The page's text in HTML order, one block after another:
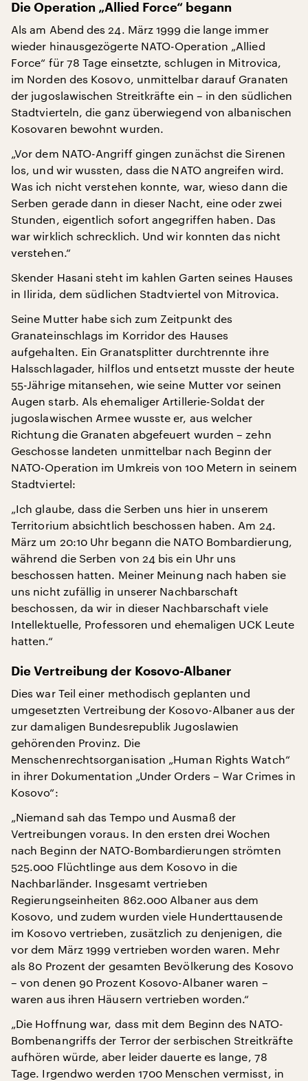
Die Operation „Allied Force“ begann
Als am Abend des 24. März 1999 die lange immer
wieder hinausgezögerte NATO-Operation „Allied
Force“ für 78 Tage einsetzte, schlugen in Mitrovica,
im Norden des Kosovo, unmittelbar darauf Granaten
der jugoslawischen Streitkräfte ein – in den südlichen
Stadtvierteln, die ganz überwiegend von albanischen
Kosovaren bewohnt wurden.
„Vor dem NATO-Angriff gingen zunächst die Sirenen
los, und wir wussten, dass die NATO angreifen wird.
Was ich nicht verstehen konnte, war, wieso dann die
Serben gerade dann in dieser Nacht, eine oder zwei
Stunden, eigentlich sofort angegriffen haben. Das
war wirklich schrecklich. Und wir konnten das nicht
verstehen.“
Skender Hasani steht im kahlen Garten seines Hauses
in Ilirida, dem südlichen Stadtviertel von Mitrovica.
Seine Mutter habe sich zum Zeitpunkt des
Granateinschlags im Korridor des Hauses
aufgehalten. Ein Granatsplitter durchtrennte ihre
Halsschlagader, hilflos und entsetzt musste der heute
55-Jährige mitansehen, wie seine Mutter vor seinen
Augen starb. Als ehemaliger Artillerie-Soldat der
jugoslawischen Armee wusste er, aus welcher
Richtung die Granaten abgefeuert wurden – zehn
Geschosse landeten unmittelbar nach Beginn der
NATO-Operation im Umkreis von 100 Metern in seinem
Stadtviertel:
„Ich glaube, dass die Serben uns hier in unserem
Territorium absichtlich beschossen haben. Am 24.
März um 20:10 Uhr begann die NATO Bombardierung,
während die Serben von 24 bis ein Uhr uns
beschossen hatten. Meiner Meinung nach haben sie
uns nicht zufällig in unserer Nachbarschaft
beschossen, da wir in dieser Nachbarschaft viele
Intellektuelle, Professoren und ehemaligen UCK Leute
hatten.“
Die Vertreibung der Kosovo-Albaner
Dies war Teil einer methodisch geplanten und
umgesetzten Vertreibung der Kosovo-Albaner aus der
zur damaligen Bundesrepublik Jugoslawien
gehörenden Provinz. Die
Menschenrechtsorganisation „Human Rights Watch“
in ihrer Dokumentation „Under Orders – War Crimes in
Kosovo“:
„Niemand sah das Tempo und Ausmaß der
Vertreibungen voraus. In den ersten drei Wochen
nach Beginn der NATO-Bombardierungen strömten
525.000 Flüchtlinge aus dem Kosovo in die
Nachbarländer. Insgesamt vertrieben
Regierungseinheiten 862.000 Albaner aus dem
Kosovo, und zudem wurden viele Hunderttausende
im Kosovo vertrieben, zusätzlich zu denjenigen, die
vor dem März 1999 vertrieben worden waren. Mehr
als 80 Prozent der gesamten Bevölkerung des Kosovo
– von denen 90 Prozent Kosovo-Albaner waren –
waren aus ihren Häusern vertrieben worden.“
„Die Hoffnung war, dass mit dem Beginn des NATO-
Bombenangriffs der Terror der serbischen Streitkräfte
aufhören würde, aber leider dauerte es lange, 78
Tage. Irgendwo werden 1700 Menschen vermisst, in